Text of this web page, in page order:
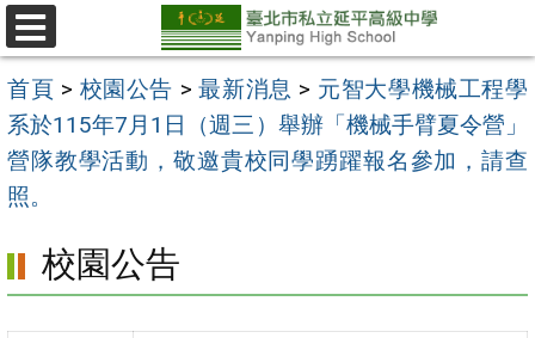
跳
至
主
要
內
容
選
單
首頁 > 校園公告 >最新消息 > 元智大學機械工程學
系於115年7月1日（週三）舉辦「機械手臂夏令營」
營隊教學活動，敬邀貴校同學踴躍報名參加，請查
照。
校園公告